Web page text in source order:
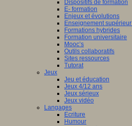
Dispositifs de formation
E- formation
Enjeux et évolutions
Enseignement
Formations hybrides
Formation universitaire
Mooc’s
Outils collaboratifs
Sites ressources
Tutorat
Jeux
Jeu et éducation
Jeux 4/12 ans
Jeux sérieux
Jeux vidéo
Langages
Ecriture
Humour